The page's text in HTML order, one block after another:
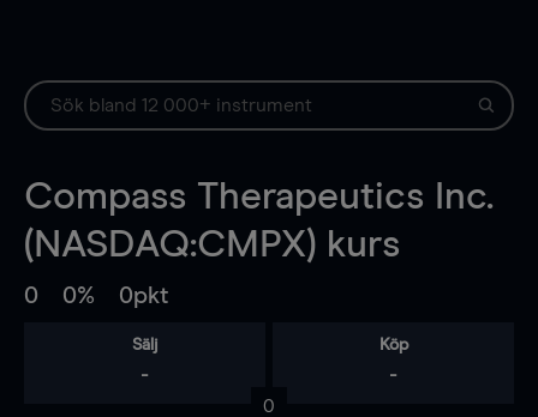
Compass Therapeutics Inc.
(NASDAQ:CMPX) kurs
0 0% 0pkt
Sälj
-
Köp
-
0